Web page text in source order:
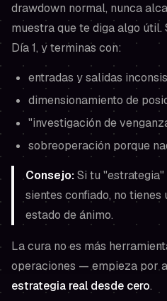
drawdown normal, nunca
muestra que te diga algo útil.
Día 1, y terminas con:
entradas y salidas
dimensionamiento de
"investigación de
sobreoperación porque
Consejo:Si tu
sientes confiado, no
estado de ánimo.
La cura no es más
operaciones — empieza por
estrategia real desde cero.